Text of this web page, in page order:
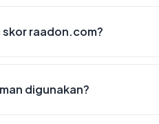
skor raadon.com?
digunakan?